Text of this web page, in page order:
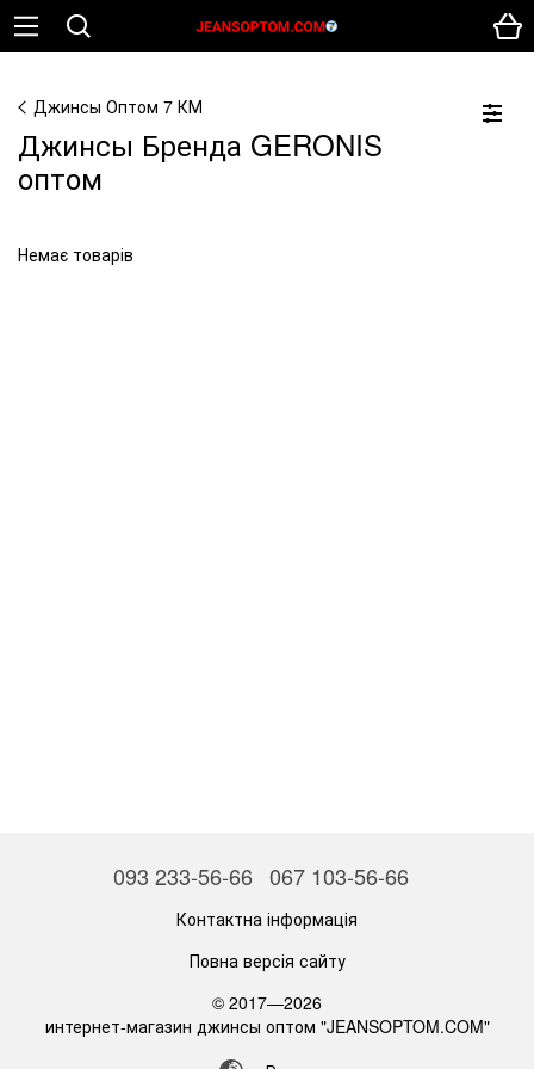
Джинсы Оптом 7 КМ
Джинсы Бренда GERONIS
оптом
Немає товарів
093 233-56-66 067 103-56-66
Контактна інформація
Повна версія сайту
© 2017—2026
интернет-магазин джинсы оптом "JEANSOPTOM.COM"